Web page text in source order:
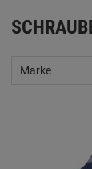
Marke